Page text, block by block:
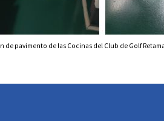
pavimento de las Cocinas del Club de Golf